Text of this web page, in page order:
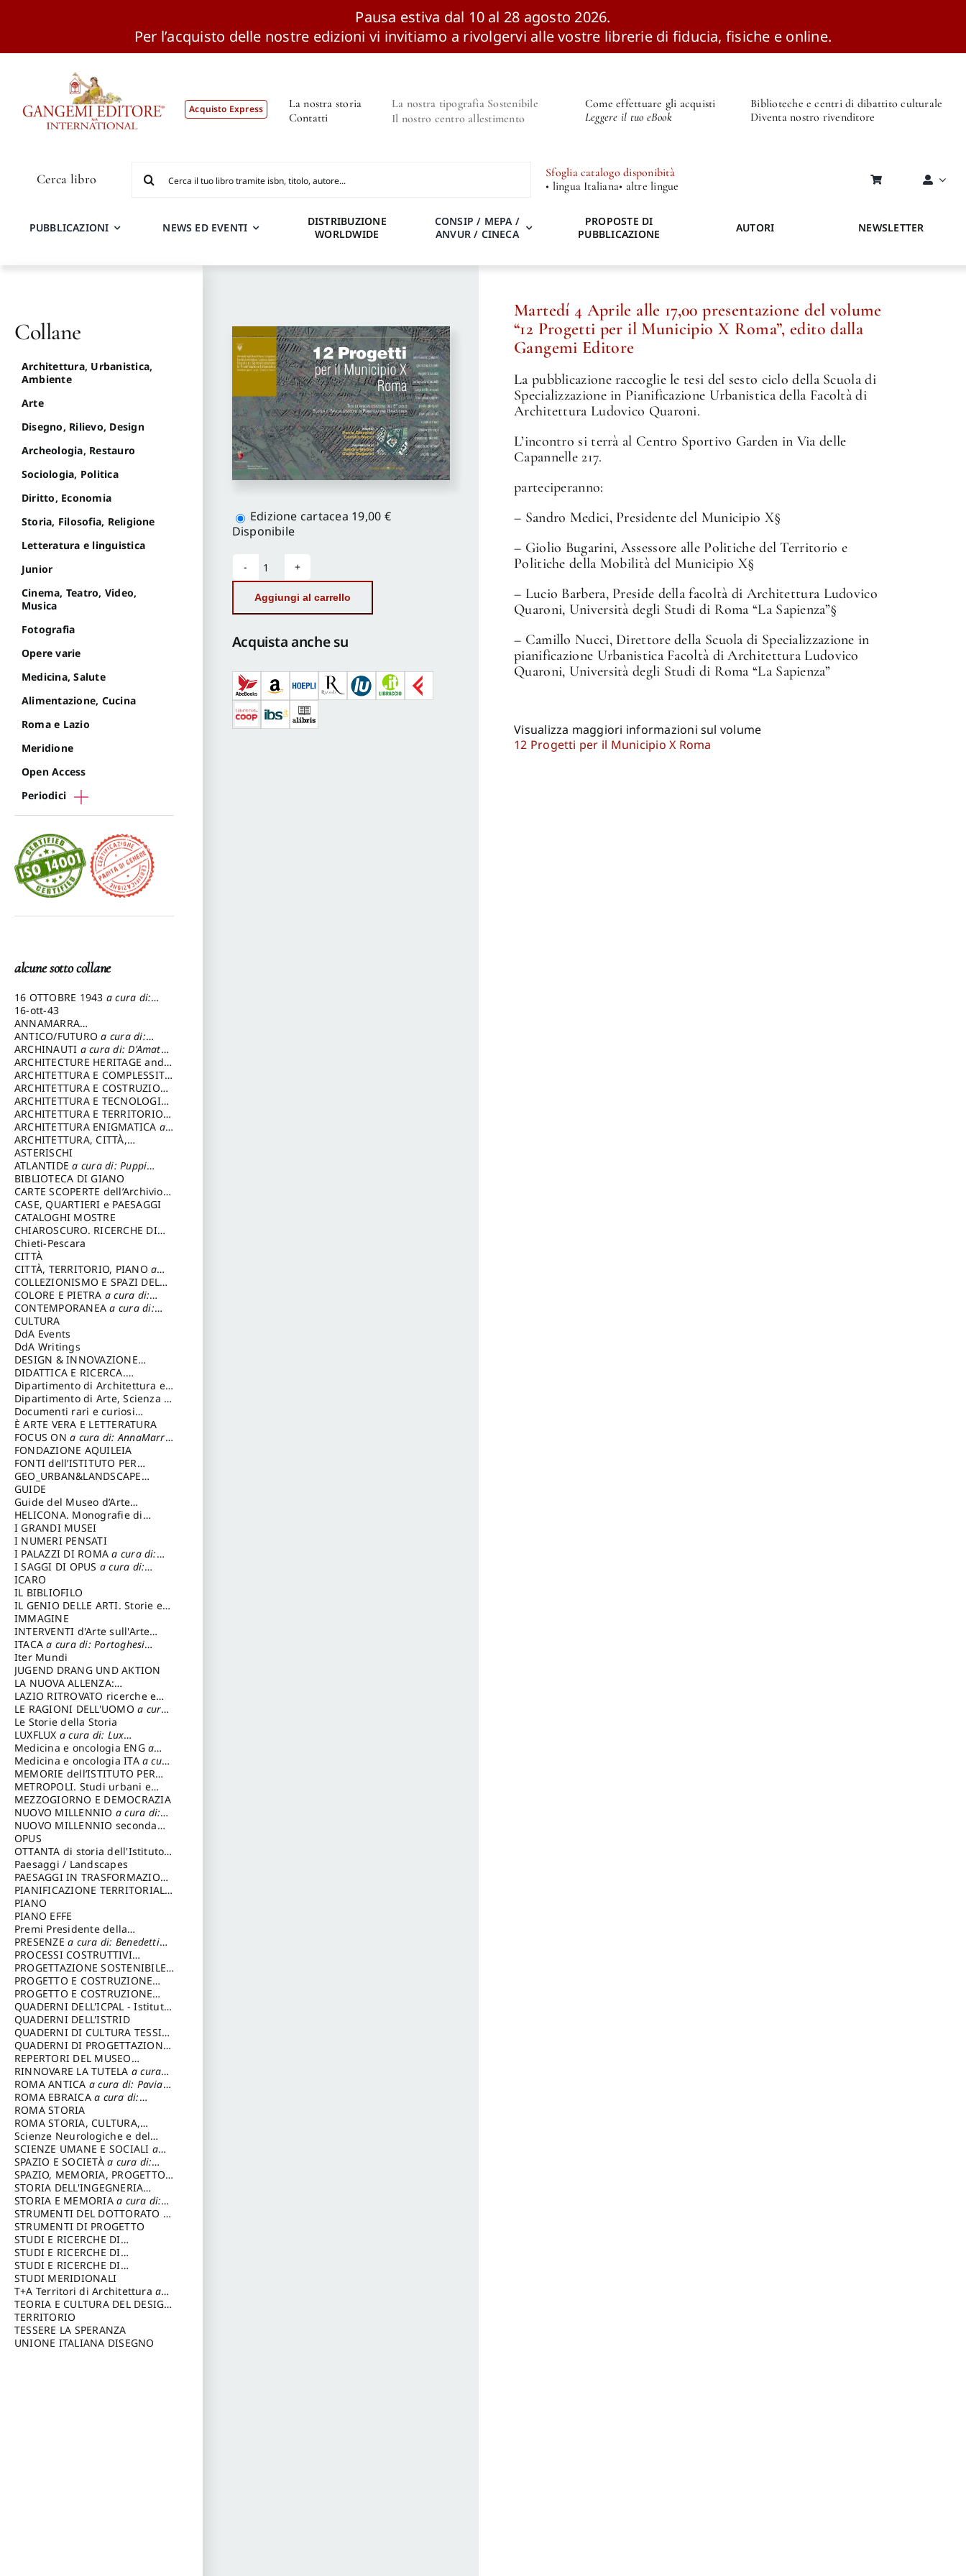
Pausa estiva dal 10 al 28 agosto 2026.
Per l’acquisto delle nostre edizioni vi invitiamo a rivolgervi alle vostre librerie di fiducia, fisiche e online.
Acquisto Express
La nostra storia
Contatti
La nostra tipografia Sostenibile
Il nostro centro allestimento
Come effettuare gli acquisti
Leggere il tuo eBook
Biblioteche e centri di dibattito culturale
Diventa nostro rivenditore
Cerca libro
per:
Sfoglia catalogo disponibità
• lingua Italiana• altre lingue
PUBBLICAZIONI NEWS ED EVENTI
DISTRIBUZIONE
WORLDWIDE
CONSIP / MEPA /
ANVUR / CINECA
PROPOSTE DI
PUBBLICAZIONE
AUTORI NEWSLETTER
la
versione
Edizione cartacea 19,00 €
Disponibile
per
il
Municipio
X
quantità
Aggiungi al carrello
Acquista anche su
Martedí 4 Aprile alle 17,00 presentazione del volume
“12 Progetti per il Municipio X Roma”, edito dalla
Gangemi Editore
La pubblicazione raccoglie le tesi del sesto ciclo della Scuola di
Specializzazione in Pianificazione Urbanistica della Facoltà di
Architettura Ludovico Quaroni.
L’incontro si terrà al Centro Sportivo Garden in Via delle
Capannelle 217.
parteciperanno:
– Sandro Medici, Presidente del Municipio X§
– Giolio Bugarini, Assessore alle Politiche del Territorio e
Politiche della Mobilità del Municipio X§
– Lucio Barbera, Preside della facoltà di Architettura Ludovico
Quaroni, Università degli Studi di Roma “La Sapienza”§
– Camillo Nucci, Direttore della Scuola di Specializzazione in
pianificazione Urbanistica Facoltà di Architettura Ludovico
Quaroni, Università degli Studi di Roma “La Sapienza”
Visualizza maggiori informazioni sul volume
12 Progetti per il Municipio X Roma
Collane
Architettura, Urbanistica,
Ambiente
Arte
Disegno, Rilievo, Design
Archeologia, Restauro
Sociologia, Politica
Diritto, Economia
Storia, Filosofia, Religione
Letteratura e linguistica
Junior
Cinema, Teatro, Video,
Musica
Fotografia
Opere varie
Medicina, Salute
Alimentazione, Cucina
Roma e Lazio
Meridione
Open Access
Periodici
alcune sotto collane
16 OTTOBRE 1943 a cura di:
Pezzetti Marcello
16-ott-43
ANNAMARRA
CONTEMPORANEA
ANTICO/FUTUROa cura di:
Varagnoli Claudio
ARCHINAUTI a cura di: D'Amato
Claudio
ARCHITECTURE HERITAGE and
DESIGN
ARCHITETTURA E COMPLESSITÀ
a cura di: Piva Antonio
ARCHITETTURA E COSTRUZIONE
a cura di: Poretti Sergio
ARCHITETTURA E TECNOLOGIA
a cura di: Carrara Gianfranco
ARCHITETTURA E TERRITORIOa
cura di: Pietrogrande Enrico
ARCHITETTURA ENIGMATICA a
cura di: Lenci Ruggero
ARCHITETTURA, CITTÀ,
MEMORIAa cura di: Valeriani
Enrico
ASTERISCHI
ATLANTIDEa cura di: Puppi
Lionello
BIBLIOTECA DI GIANO
CARTE SCOPERTE dell’Archivio
Storico Capitolino
CASE, QUARTIERI e PAESAGGI
CATALOGHI MOSTRE
CHIAROSCURO. RICERCHE DI
STORIA E STORIA DELL'ARTE
cura di: Di Carpegna Falconieri
Tommaso
Chieti-Pescara
CITTÀ
CITTÀ, TERRITORIO, PIANO a
cura di: Imbesi Giuseppe
COLLEZIONISMO E SPAZI DEL
COLLEZIONISMO a cura di:
Magnani Lauro
COLORE E PIETRA a cura di:
Selvaggi Giuseppe
CONTEMPORANEAa cura di:
Gubinelli Luna
CULTURA
DdA Events
DdA Writings
DESIGN & INNOVAZIONE
TECNOLOGICAa cura di:
Vallicelli Andrea
DIDATTICA E RICERCA.
Quaderni della Scuola
Dipartimento di Architettura e
Analisi della Città Mediterranea
Dipartimento di Arte, Scienza e
Tecnica del Costuire
Documenti rari e curiosi
dall'Archivio Segreto
È ARTE VERA E LETTERATURA
FOCUS ONa cura di: AnnaMarra
Contemporanea
FONDAZIONE AQUILEIA
FONTI dell’ISTITUTO PER
STORIA DEL RISORGIMENTO
GEO_URBAN&LANDSCAPE
PLANNING (GULP)
Trusiani Elio
GUIDE
Guide del Museo d’Arte
Orientale “Giuseppe Tucci”
HELICONA. Monografie di
Storia dell'Artea cura di: Gallo
Marco
I GRANDI MUSEI
I NUMERI PENSATI
I PALAZZI DI ROMAa cura di:
Ippoliti Alessandro
I SAGGI DI OPUS a cura di:
Scalesse Tommaso
ICARO
IL BIBLIOFILO
IL GENIO DELLE ARTI. Storie e
interpretazione
IMMAGINE
INTERVENTI d'Arte sull'Arte
dedicata alla cultura della
conservazione d’arte
Fondazione Paola Droghetti onlus
ITACAa cura di: Portoghesi
Paolo
Iter Mundi
JUGEND DRANG UND AKTION
LA NUOVA ALLENZA:
ARCHITETTURA & AMBIENTE
LAZIO RITROVATO ricerche e
restauri
LE RAGIONI DELL'UOMOa cura
di: Lombardi Satriani Luigi
Le Storie della Storia
LUXFLUX a cura di: Lux
Simonetta
Medicina e oncologia ENG a
cura di: Lopez Massimo
Medicina e oncologia ITA a cura
di: Lopez Massimo
MEMORIE dell’ISTITUTO PER
STORIA DEL RISORGIMENTO
METROPOLI. Studi urbani e
regionali
MEZZOGIORNO E DEMOCRAZIA
NUOVO MILLENNIO a cura di:
Capaldo Pellegrino
NUOVO MILLENNIO seconda
serie
Francesco
OPUS
OTTANTA di storia dell'Istituto
storia dell’Istitutoa cura di:
Cavalieri Patrizia
Paesaggi / Landscapes
PAESAGGI IN TRASFORMAZIONE
a cura di: Corti Enrico A.
PIANIFICAZIONE TERRITORIALE
URBANISTICA ED AMBIENTALE
a cura di: Costa Enrico
PIANO
PIANO EFFE
Premi Presidente della
Repubblica
PRESENZEa cura di: Benedetti
Sandro
PROCESSI COSTRUTTIVI
DELL'ARCHITETTURAa cura di:
Ippoliti Alessandro
PROGETTAZIONE SOSTENIBILE
PARTECIPATA
PROGETTO E COSTRUZIONE
DELL’ARCHITETTURA
PROGETTO E COSTRUZIONE
SOSTENIBILE
QUADERNI DELL'ICPAL - Istituto
centrale per il restauro e la
conservazione del patrimonio
archivistico e librario
QUADERNI DELL'ISTRID
QUADERNI DI CULTURA TESSILE
a cura di: Crispolti Livia
QUADERNI DI PROGETTAZIONE
a cura di: Giura Longo Tommaso
REPERTORI DEL MUSEO
CENTRALE DEL RISORGIMENTO
a cura di: Pizzo Marco
RINNOVARE LA TUTELA a cura
di: Cicalò Enrico
ROMA ANTICA a cura di: Pavia
Carlo
ROMA EBRAICAa cura di:
Procaccia Claudio
ROMA STORIA
ROMA STORIA, CULTURA,
IMMAGINEa cura di: Fagiolo
Marcello
Scienze Neurologiche e del
Comportamento
SCIENZE UMANE E SOCIALI a
cura di: Iannizzi Salvatore
SPAZIO E SOCIETÀa cura di:
Cassetti Roberto
SPAZIO, MEMORIA, PROGETTO
a cura di: Rossi Massimo
STORIA DELL'INGEGNERIA
STRUTTURALE IN ITALIAa cura
di: Poretti Sergio
STORIA E MEMORIAa cura di:
Rossi Lauro
STRUMENTI DEL DOTTORATO DI
RICERCA IN RILIEVO E
RAPPRESENTAZIONE
DELL’ARCHITETTURA E
DELL’AMBIENTEa cura di:
Migliari Riccardo
STRUMENTI DI PROGETTO
STUDI E RICERCHE DI
ARCHEOLOGIA IN SICILIA
di: Pelagatti Paola
STUDI E RICERCHE DI
ARCHITETTURA del
Dipartimento di Architettura
Università degli Studi G. d'
Annunzio
STUDI E RICERCHE DI
ARCHITETTURA del
Dipartimento di Architettura
Università degli Studi G. d'
Annunzio, Chieti-Pescara
di: Fusero Paolo
STUDI MERIDIONALI
T+A Territori di Architetturaa
cura di: Ramazzotti Luigi
TEORIA E CULTURA DEL DESIGN
a cura di: Furlanis Giuseppe
TERRITORIO
TESSERE LA SPERANZA
UNIONE ITALIANA DISEGNO